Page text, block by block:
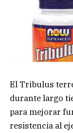
El Tribulus
durante largo
para mejorar
resistencia al